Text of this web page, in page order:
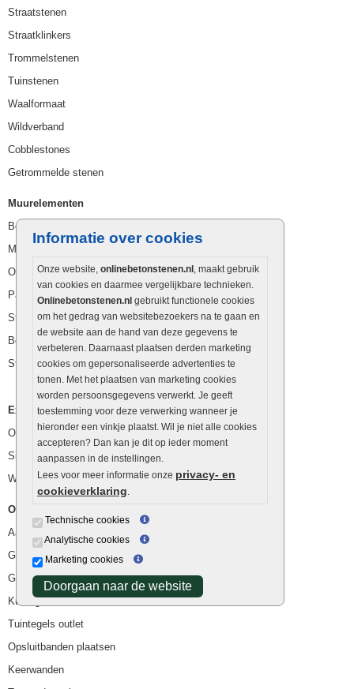
Informatie over cookies
Onze website, onlinebetonstenen.nl , maakt gebruik
van cookies en daarmee vergelijkbare technieken.
Onlinebetonstenen.nl gebruikt functionele cookies
om het gedrag van websitebezoekers na te gaan en
de website aan de hand van deze gegevens te
verbeteren. Daarnaast plaatsen derden marketing
cookies om gepersonaliseerde advertenties te
tonen. Met het plaatsen van marketing cookies
worden persoonsgegevens verwerkt. Je geeft
toestemming voor deze verwerking wanneer je
hieronder een vinkje plaatst. Wil je niet alle cookies
accepteren? Dan kan je dit op ieder moment
aanpassen in de instellingen.
Lees voor meer informatie onze privacy- en
cookieverklaring.
Technische cookies
Analytische cookies
Marketing cookies
Doorgaan naar de website
Straatstenen
Straatklinkers
Trommelstenen
Tuinstenen
Waalformaat
Wildverband
Cobblestones
Getrommelde stenen
Muurelementen
Betonbielzen
Muurstenen
Opsluitbanden
Palissaden
Stapelblokken
Betonblokken
Stapelstenen
Extra benodigdheden
Ophoogzand
Siergrind en siersplit
Waterafvoer
Overig
Aanbiedingen
Goedkope bestrating
Goedkope tuintegels
Kunstgras
Tuintegels outlet
Opsluitbanden plaatsen
Keerwanden